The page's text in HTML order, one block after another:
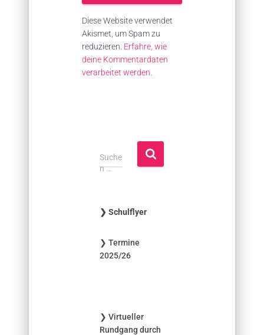
Diese Website verwendet
Akismet, um Spam zu
reduzieren. Erfahre, wie
deine Kommentardaten
verarbeitet werden.
S
u
n
a
c
Suche
n …
❯ Schulflyer
❯ Termine
2025/26
❯ Virtueller
Rundgang durch